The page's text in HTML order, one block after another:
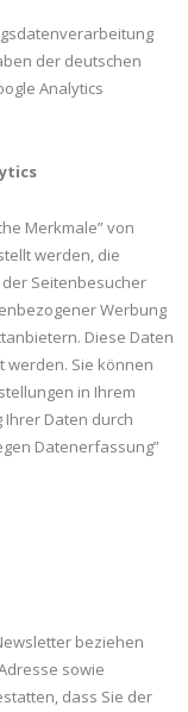
der deutschen
Analytics
Merkmale” von
werden, die
Seitenbesucher
Werbung
Diese Daten
werden. Sie können
in Ihrem
Daten durch
Datenerfassung”
beziehen
sowie
dass Sie der